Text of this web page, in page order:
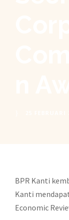
BPR Kanti
Kanti
Economic